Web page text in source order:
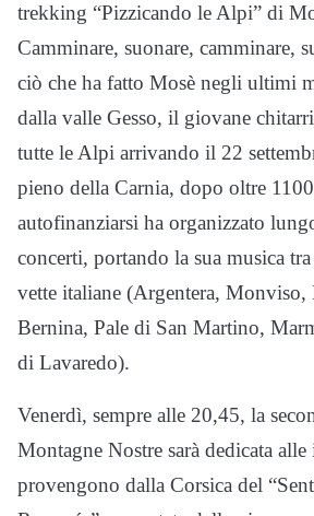
trekking “Pizzicando le Alpi” di
Camminare, suonare, camminare,
ciò che ha fatto Mosè negli ultimi
dalla valle Gesso, il giovane
tutte le Alpi arrivando il 22
pieno della Carnia, dopo oltre
autofinanziarsi ha organizzato
concerti, portando la sua musica
vette italiane (Argentera, Monviso,
Bernina, Pale di San Martino,
di Lavaredo).
Venerdì, sempre alle 20,45, la
Montagne Nostre sarà dedicata
provengono dalla Corsica del